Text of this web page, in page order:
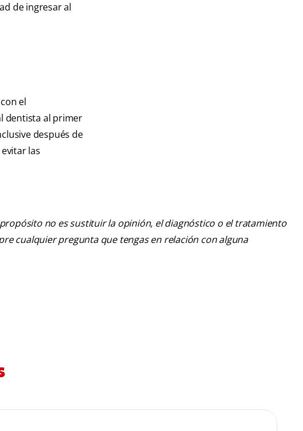
de ingresar al
el
dentista al primer
después de
las
no es sustituir la opinión, el diagnóstico o el tratamiento
cualquier pregunta que tengas en relación con alguna